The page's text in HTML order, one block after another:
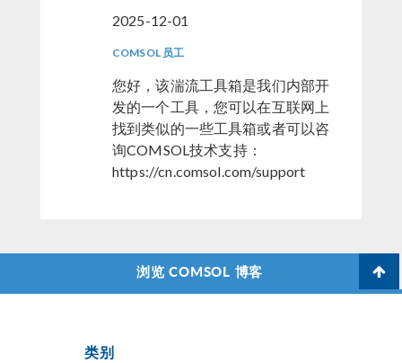
2025-12-01
COMSOL 员工
您好，该湍流工具箱是我们内部开
发的一个工具，您可以在互联网上
找到类似的一些工具箱或者可以咨
询COMSOL技术支持：
https://cn.comsol.com/support
浏览 COMSOL 博客
类别